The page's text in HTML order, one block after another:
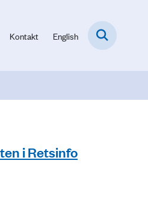
Kontakt English
i Retsinfo